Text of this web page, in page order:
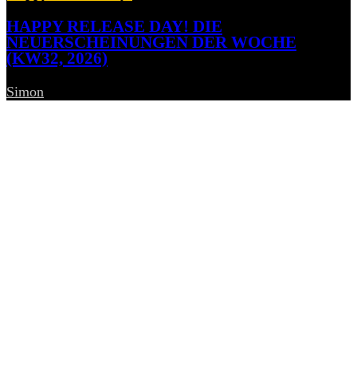
HAPPY RELEASE DAY! DIE
NEUERSCHEINUNGEN DER WOCHE
(KW32, 2026)
Simon